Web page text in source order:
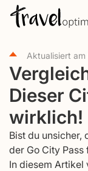
Aktualisiert am
Dieser
wirklich!
Bist du unsicher,
der Go City
In diesem Artikel